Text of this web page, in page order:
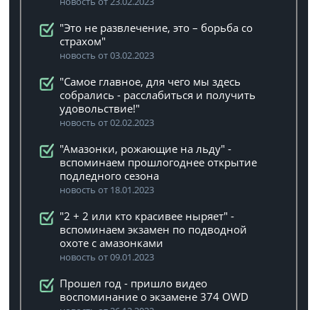
"Это не развлечение, это – борьба со
страхом"
новость от 03.02.2023
"Самое главное, для чего мы здесь
собрались - расслабиться и получить
удовольствие!"
новость от 02.02.2023
"Амазонки, рожающие на льду" -
вспоминаем прошлогоднее открытие
подледного сезона
новость от 18.01.2023
"2 + 2 или кто красивее ныряет" -
вспоминаем экзамен по подводной
охоте с амазонками
новость от 09.01.2023
Прошел год - пришло видео
воспоминание о экзамене 374 OWD